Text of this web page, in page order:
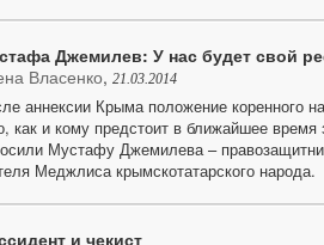
Джемилев: У нас будет свой
Власенко, 21.03.2014
аннексии Крыма положение коренного
как и кому предстоит в ближайшее
Мустафу Джемилева –
Меджлиса крымскотатарского народа.
и чекист